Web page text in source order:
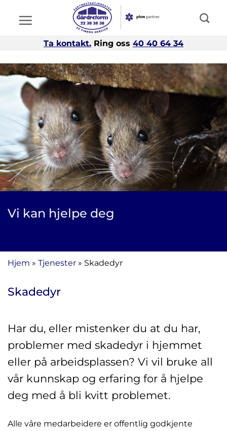
Ta kontakt. Ring oss 40 40 64 34
Vi kan hjelpe deg
Hjem » Tjenester » Skadedyr
Skadedyr
Har du, eller mistenker du at du har,
problemer med skadedyr i hjemmet
eller på arbeidsplassen? Vi vil bruke all
vår kunnskap og erfaring for å hjelpe
deg med å bli kvitt problemet.
Alle våre medarbeidere er offentlig godkjente